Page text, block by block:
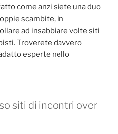
come anzi siete una duo
scambite, in
ad insabbiare volte siti
Troverete davvero
esperte nello
siti di incontri over